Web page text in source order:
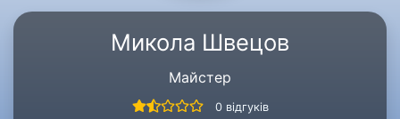
Микола Швецов
Майстер
0 відгуків